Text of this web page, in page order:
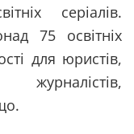
серіалів.
75 освітніх
для юристів,